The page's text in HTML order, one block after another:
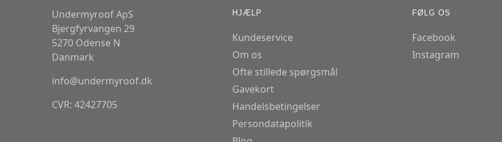
Undermyroof ApS
Bjergfyrvangen 29
5270 Odense N
Danmark
info@undermyroof.dk
CVR: 42427705
HJÆLP
Kundeservice
Om os
Ofte stillede spørgsmål
Gavekort
Handelsbetingelser
Persondatapolitik
FØLG OS
Facebook
Instagram